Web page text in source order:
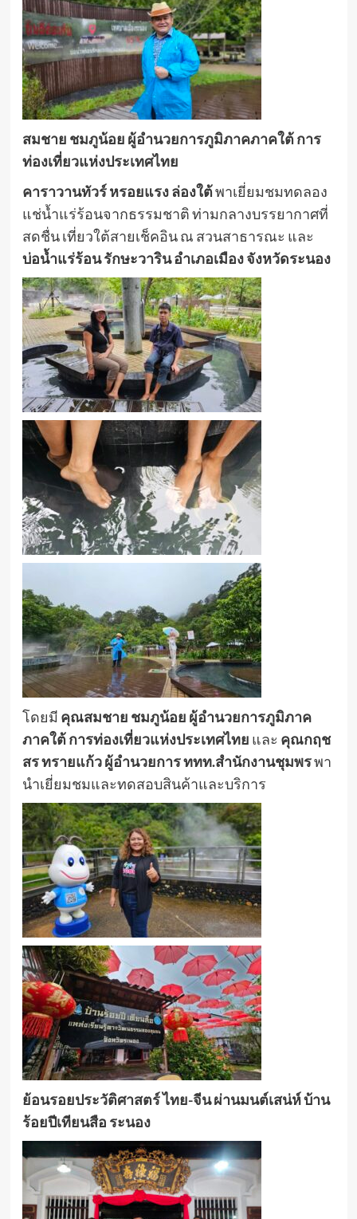
สมชาย ชมภูน้อย ผู้อำนวยการภูมิภาคภาคใต้ การ
ท่องเที่ยวแห่งประเทศไทย
คาราวานทัวร์ หรอยแรง ล่องใต้พาเยี่ยมชมทดลอง
แช่น้ำแร่ร้อนจากธรรมชาติ ท่ามกลางบรรยากาศที่
สดชื่น เที่ยวใต้สายเช็คอิน ณ สวนสาธารณะ และ
บ่อน้ำแร่ร้อน รักษะวาริน อำเภอเมือง จังหวัดระนอง
โดยมี คุณสมชาย ชมภูน้อย ผู้อำนวยการภูมิภาค
ภาคใต้ การท่องเที่ยวแห่งประเทศไทย และ คุณกฤช
สร ทรายแก้ว ผู้อำนวยการ ททท.สำนักงานชุมพรพา
นำเยี่ยมชมและทดสอบสินค้าและบริการ
ย้อนรอยประวัติศาสตร์ ไทย-จีน ผ่านมนต์เสน่ห์ บ้าน
ร้อยปีเทียนสือ ระนอง